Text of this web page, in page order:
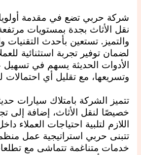
شركة حربي تضع في مقدمة
نقل الأثاث بجدة بمستويات
والتميز. تستعين بأحدث التقنيات
لضمان توفير تجربة استثنائية
الأدوات الحديثة يسهم في تسهيل
وتسريعها، مع تقليل أي احتمالات
تتميز الشركة بامتلاك سيارات
خصيصًا لنقل الأثاث، إضافة إلى
اللازم لتلبية احتياجات العملاء
تتبنى حربي استراتيجية عمل
خدمات متناغمة تتماشى مع